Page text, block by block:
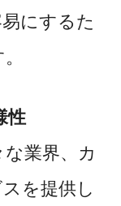
にするた
性
業界、カ
を提供し